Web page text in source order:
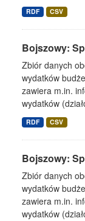
RDF CSV
Bojszowy:
Zbiór danych
wydatków
zawiera m.in.
wydatków
RDF CSV
Bojszowy:
Zbiór danych
wydatków
zawiera m.in.
wydatków